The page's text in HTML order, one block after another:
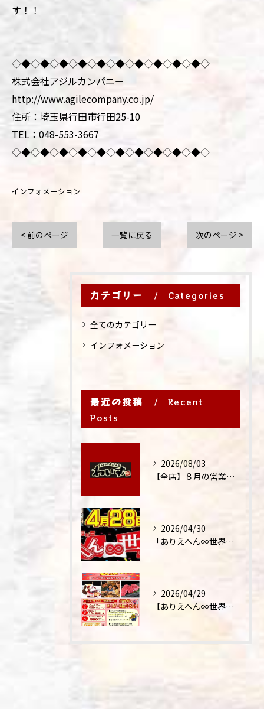
す！！
◇◆◇◆◇◆◇◆◇◆◇◆◇◆◇◆◇◆◇◆◇
株式会社アジルカンパニー
http://www.agilecompany.co.jp/
住所：埼玉県行田市行田25-10
TEL：048-553-3667
◇◆◇◆◇◆◇◆◇◆◇◆◇◆◇◆◇◆◇◆◇
インフォメーション
< 前のページ 一覧に戻る 次のページ >
カテゴリー Categories
全てのカテゴリー
インフォメーション
最近の投稿
Recent
Posts
2026/08/03
【全店】８月の営業時間・ランチ営業につきまして
2026/04/30
「ありえへん∞世界」テレビ出演‼
2026/04/29
【ありえへん∞世界】バースデーステーキについて